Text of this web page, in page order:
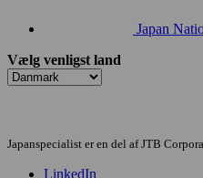
Japan
Vælg venligst land
Japanspecialist er en del af JTB
LinkedIn